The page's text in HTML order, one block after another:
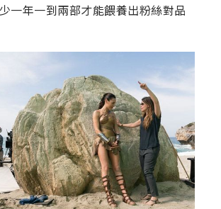
一年一到兩部才能餵養出粉絲對品